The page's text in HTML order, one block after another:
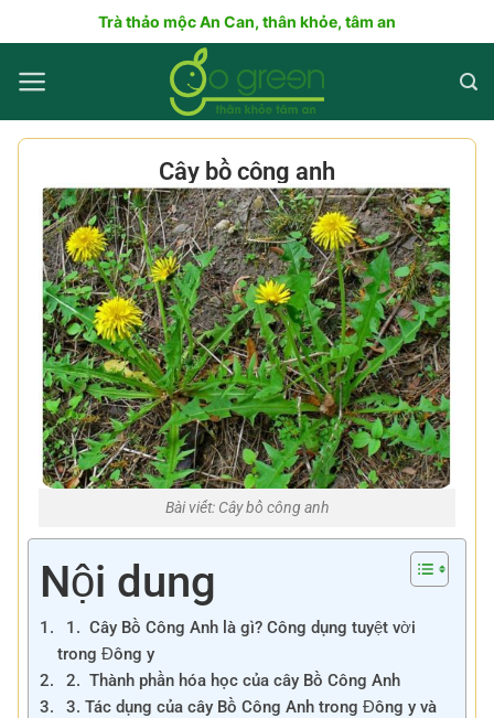
Trà thảo mộc An Can, thân khỏe, tâm an
Cây bồ công anh
Bài viết: Cây bồ công anh
Nội dung
1. Cây Bồ Công Anh là gì? Công dụng tuyệt vời
trong Đông y
2. Thành phần hóa học của cây Bồ Công Anh
3. Tác dụng của cây Bồ Công Anh trong Đông y và